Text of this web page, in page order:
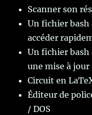
Scanner son
Un fichier bash
accéder
Un fichier bash
une mise à jour
Circuit en
Éditeur de
/ DOS